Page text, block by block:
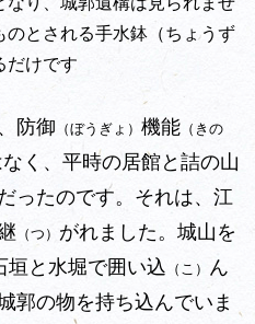
とされる手水鉢（ちょうず
だけです
防御 （ぼうぎょ） 機能 （きの
く、平時の居館と詰の山
ったのです。それは、江
（つ） がれました。城山を
垣と水堀で囲い込 （こ）
ん
郭の物を持ち込んでいま